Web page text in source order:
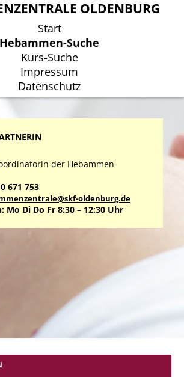
OLDENBURG
Start
Hebammen-Suche
Kurs-Suche
Impressum
Datenschutz
OLDENBURG
Start
Hebammen-Suche
Kurs-Suche
Impressum
Datenschutz
der Hebammen-
671 753
oldenburg.de
Mo Di Do Fr 8:30 – 12:30 Uhr